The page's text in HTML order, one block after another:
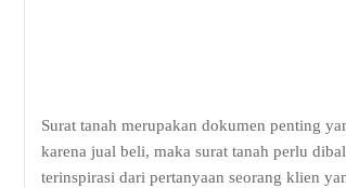
Surat tanah merupakan dokumen penting
karena jual beli, maka surat tanah perlu
terinspirasi dari pertanyaan seorang klien